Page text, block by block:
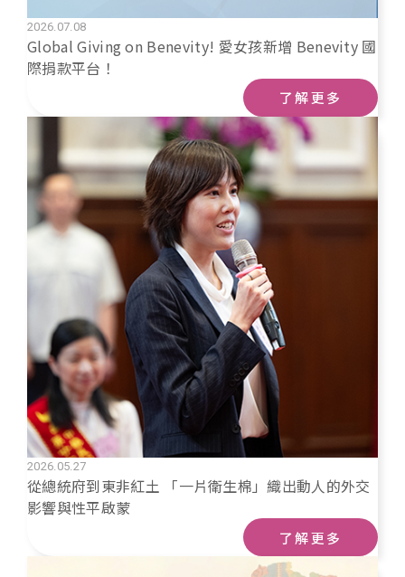
2026.07.08
Global Giving on Benevity! 愛女孩新增 Benevity 國
際捐款平台！
了解更多
2026.05.27
從總統府到東非紅土 「一片衛生棉」織出動人的外交
影響與性平啟蒙
了解更多